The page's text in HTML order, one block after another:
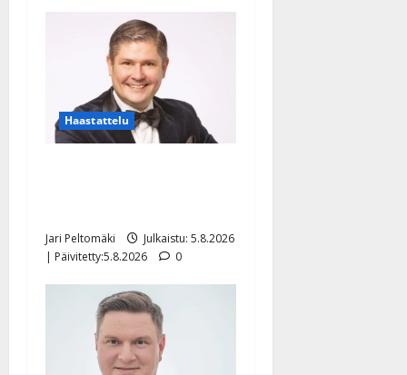
Haastattelu
Jari Peltomäki
Julkaistu: 5.8.2026
| Päivitetty:5.8.2026
0